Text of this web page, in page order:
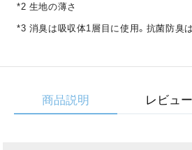
*2 生地の薄さ
*3 消臭は吸収体1層目に使用。抗菌防臭は2
商品説明 レビュー